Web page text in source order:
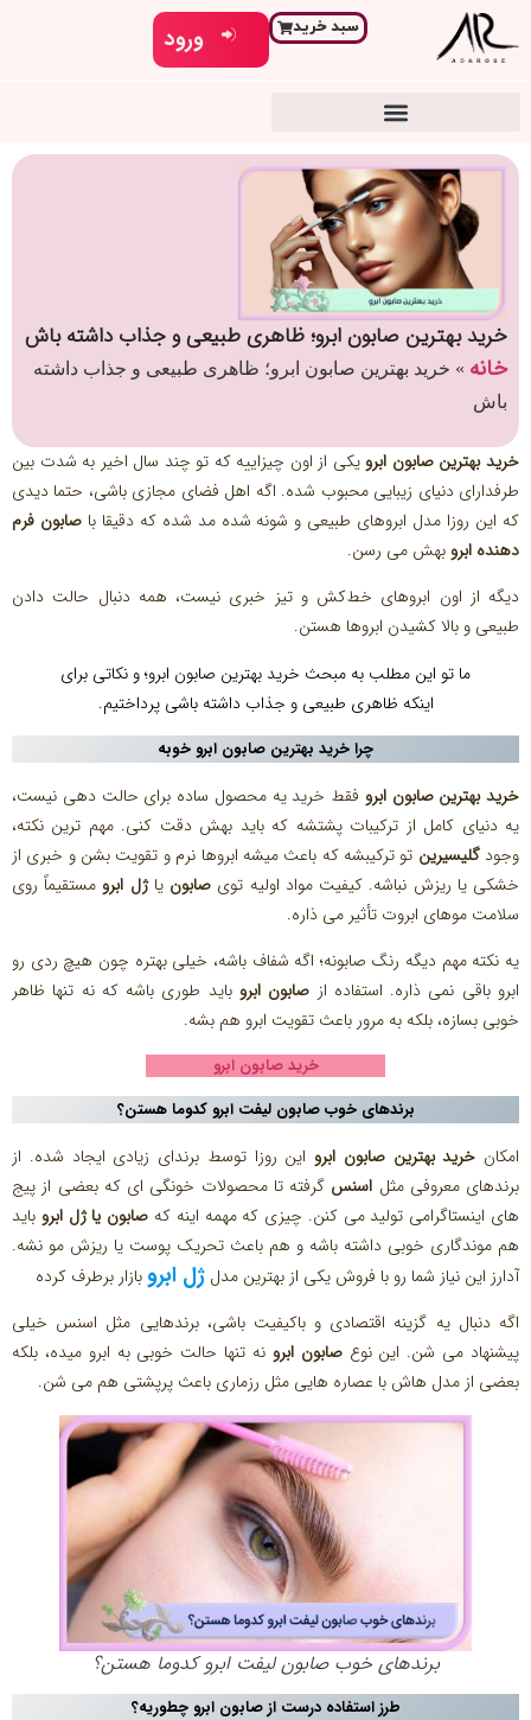
سبد خرید ورود
خرید بهترین صابون ابرو؛ ظاهری طبیعی و جذاب داشته باش
خانه » خرید بهترین صابون ابرو؛ ظاهری طبیعی و جذاب داشته
باش
خرید بهترین صابون ابرو یکی از اون چیزاییه که تو چند سال اخیر به شدت بین
طرفدارای دنیای زیبایی محبوب شده. اگه اهل فضای مجازی باشی، حتما دیدی
که این روزا مدل ابروهای طبیعی و شونه شده مد شده که دقیقا باصابون فرم
دهنده ابرو بهش می‌ رسن.
دیگه از اون ابروهای خط‌کش و تیز خبری نیست، همه دنبال حالت دادن
طبیعی و بالا کشیدن ابروها هستن.
ما تو این مطلب به مبحث خرید بهترین صابون ابرو؛ و نکاتی برای
اینکه ظاهری طبیعی و جذاب داشته باشی پرداختیم.
چراخرید بهترین صابون ابرو خوبه
خرید بهترین صابون ابرو فقط خرید یه محصول ساده برای حالت‌ دهی نیست،
یه دنیای کامل از ترکیبات پشتشه که باید بهش دقت کنی. مهم‌ ترین نکته،
وجودگلیسیرین تو ترکیبشه که باعث میشه ابروها نرم و تقویت بشن و خبری از
خشکی یا ریزش نباشه. کیفیت مواد اولیه توی صابونیاژل ابرو مستقیماً روی
سلامت موهای ابروت تأثیر می‌ ذاره.
یه نکته مهم دیگه رنگ صابونه؛ اگه شفاف باشه، خیلی بهتره چون هیچ ردی رو
ابرو باقی نمی‌ ذاره. استفاده از صابون ابرو باید طوری باشه که نه تنها ظاهر
خوبی بسازه، بلکه به مرور باعث تقویت ابرو هم بشه.
خرید صابون ابرو
برندهای خوب صابون لیفت ابرو کدوما هستن؟
امکان خرید بهترین صابون ابرو این روزا توسط برندای زیادی ایجاد شده. از
برندهای معروفی مثل اسنس گرفته تا محصولات خونگی‌ ای که بعضی از پیج‌
های اینستاگرامی تولید می‌ کنن. چیزی که مهمه اینه که صابون یا ژل ابرو باید
هم موندگاری خوبی داشته باشه و هم باعث تحریک پوست یا ریزش مو نشه.
آدارز این نیاز شما رو با فروش یکی از بهترین مدل ژل ابرو بازار برطرف کرده
اگه دنبال یه گزینه اقتصادی و باکیفیت باشی، برندهایی مثل اسنس خیلی
پیشنهاد می‌ شن. این نوعصابون ابرو نه تنها حالت خوبی به ابرو میده، بلکه
بعضی از مدل‌ هاش با عصاره‌ هایی مثل رزماری باعث پرپشتی هم می‌ شن.
برندهای خوب صابون لیفت ابرو کدوما هستن؟
طرز استفاده درست از صابون ابرو چطوریه؟